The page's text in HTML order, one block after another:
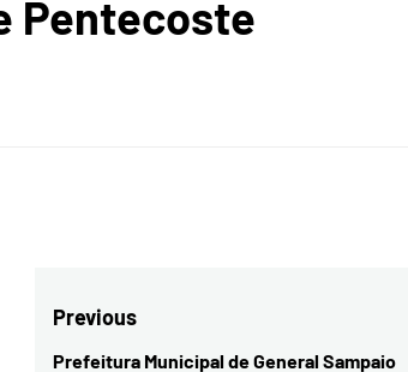
Pentecoste
Navegação
Previous
Previous
Prefeitura Municipal de General Sampaio